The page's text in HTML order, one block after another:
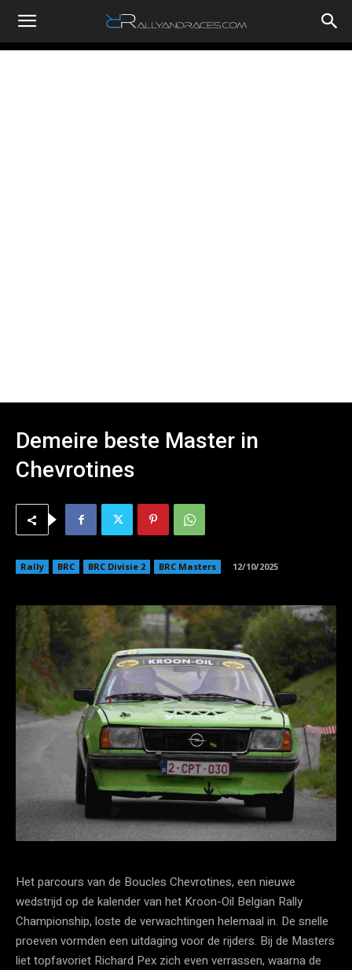
RallyandRaces.com
Demeire beste Master in
Chevrotines
Rally BRC BRC Divisie 2 BRC Masters 12/10/2025
Het parcours van de Boucles Chevrotines, een nieuwe
wedstrijd op de kalender van het Kroon-Oil Belgian Rally
Championship, loste de verwachtingen helemaal in. De snelle
proeven vormden een uitdaging voor de rijders. Bij de Masters
liet topfavoriet Richard Pex zich even verrassen, waarna de